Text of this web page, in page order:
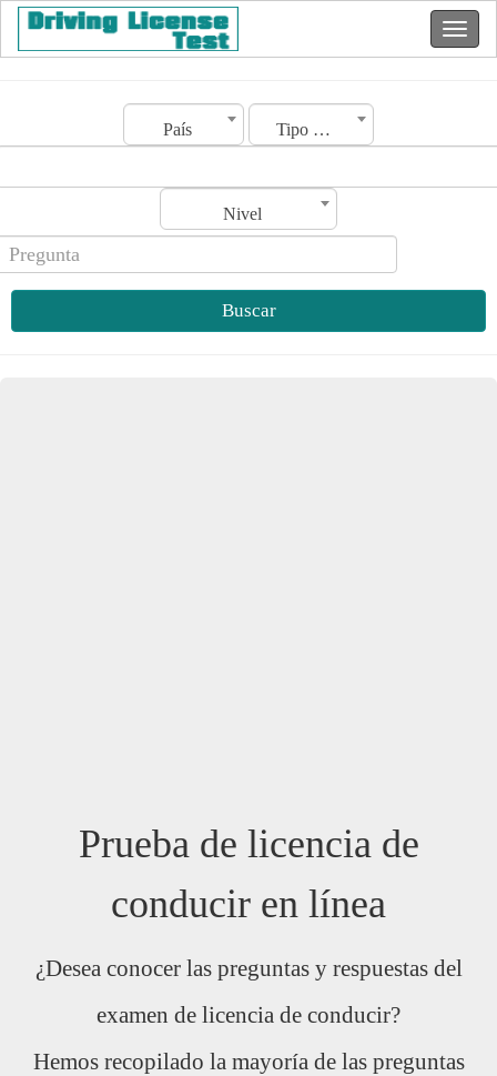
País Tipo de licencia
Nivel
Buscar
Prueba de licencia de
conducir en línea
¿Desea conocer las preguntas y respuestas del
examen de licencia de conducir?
Hemos recopilado la mayoría de las preguntas